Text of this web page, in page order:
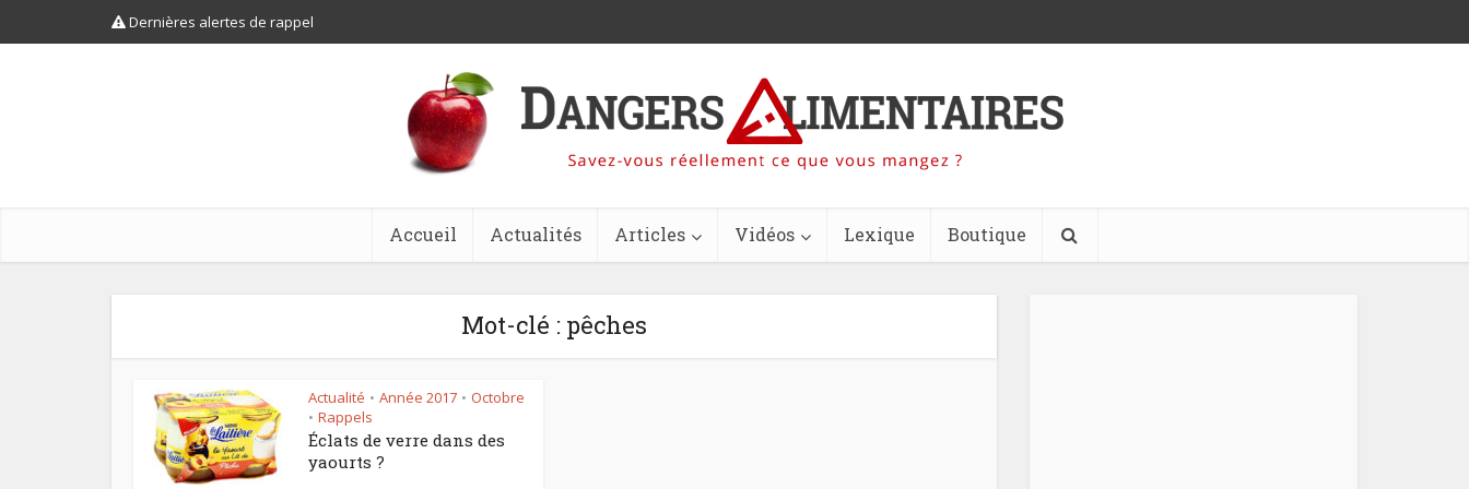
Dernières alertes de rappel
Accueil Actualités Articles Vidéos Lexique Boutique
Mot-clé : pêches
Actualité • Année 2017 • Octobre
• Rappels
Éclats de verre dans des
yaourts ?